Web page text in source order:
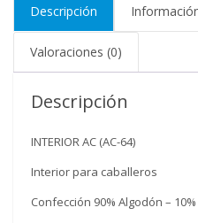
Descripción
Valoraciones (0)
Descripción
INTERIOR AC (AC-64)
Interior para caballeros
Confección 90% Algodón –